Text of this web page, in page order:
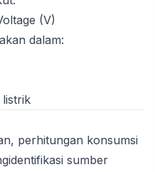
(V)
dalam:
listrik
perhitungan konsumsi
sumber